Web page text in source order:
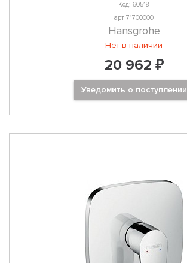
Код: 60518
арт 71700000
Hansgrohe
Нет в наличии
20 962 ₽
Уведомить о поступлении